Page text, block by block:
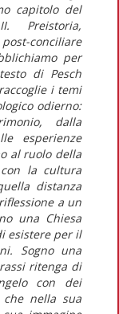
capitolo del
Preistoria,
conciliare
per
di Pesch
i temi
odierno:
dalla
esperienze
al ruolo della
la cultura
distanza
a un
una Chiesa
esistere per il
Sogno una
ritenga di
con dei
che nella sua